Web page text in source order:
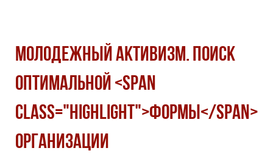
Молодежный активизм. Поиск
оптимальной <span
class="highlight">формы</span>
организации